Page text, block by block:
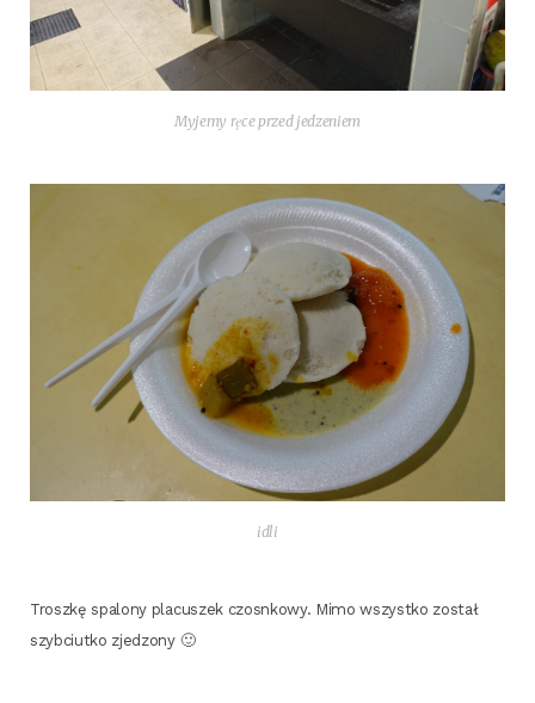
Myje­my ręce przed jedzeniem
idli
Trosz­kę spa­lo­ny pla­cu­szek czosn­ko­wy. Mimo wszyst­ko został
szyb­ciut­ko zjedzony 🙂